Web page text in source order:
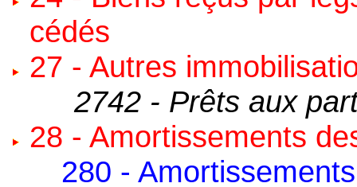
cédés
27 - Autres
2742 - Prêts aux
28 - Amortissements
280 -